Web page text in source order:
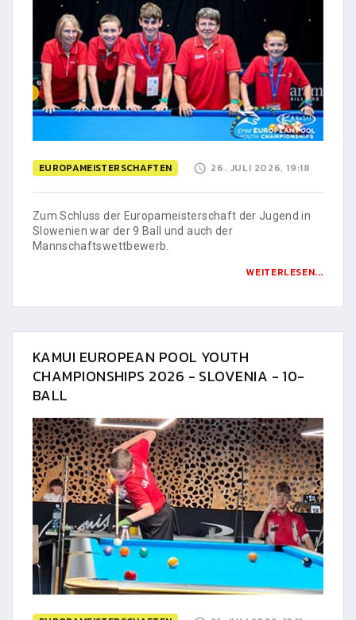
EUROPAMEISTERSCHAFTEN 26. JULI 2026, 19:18
Zum Schluss der Europameisterschaft der Jugend in
Slowenien war der 9 Ball und auch der
Mannschaftswettbewerb.
WEITERLESEN...
KAMUI EUROPEAN POOL YOUTH
CHAMPIONSHIPS 2026 - SLOVENIA - 10-
BALL